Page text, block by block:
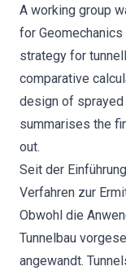
A working group
for
strategy for
comparative
design of
summarises the
out.
Seit der
Verfahren zur
Obwohl die
Tunnelbau
angewandt.